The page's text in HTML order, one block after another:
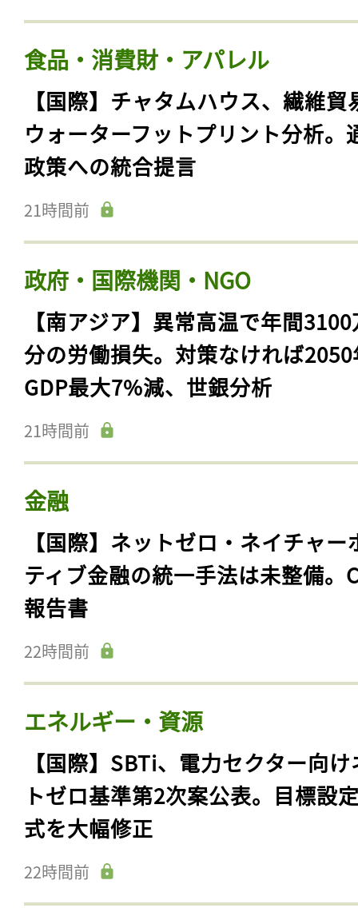
食品・消費財・アパレル
【国際】チャタムハウス、繊維貿
ウォーターフットプリント分析。
政策への統合提言
21時間前
政府・国際機関・NGO
【南アジア】異常高温で年間
分の労働損失。対策なければ
GDP最大7%減、世銀分析
21時間前
金融
【国際】ネットゼロ・ネイチャー
ティブ金融の統一手法は未整備。
報告書
22時間前
エネルギー・資源
【国際】SBTi、電力セクター向
トゼロ基準第2次案公表。目標設
式を大幅修正
22時間前